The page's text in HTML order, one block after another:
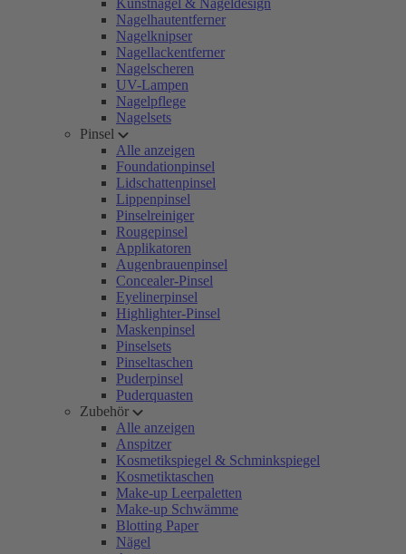
Kunstnägel & Nageldesign
Nagelhautentferner
Nagelknipser
Nagellackentferner
Nagelscheren
UV-Lampen
Nagelpflege
Nagelsets
Pinsel
Alle anzeigen
Foundationpinsel
Lidschattenpinsel
Lippenpinsel
Pinselreiniger
Rougepinsel
Applikatoren
Augenbrauenpinsel
Concealer-Pinsel
Eyelinerpinsel
Highlighter-Pinsel
Maskenpinsel
Pinselsets
Pinseltaschen
Puderpinsel
Puderquasten
Zubehör
Alle anzeigen
Anspitzer
Kosmetikspiegel & Schminkspiegel
Kosmetiktaschen
Make-up Leerpaletten
Make-up Schwämme
Blotting Paper
Nägel